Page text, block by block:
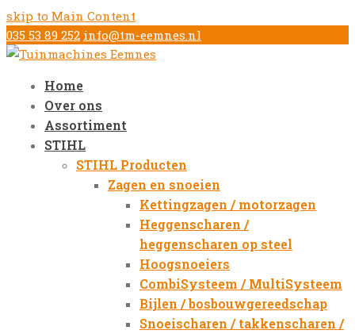
skip to Main Content
035 53 89 252 info@tm-eemnes.nl
Home
Over ons
Assortiment
STIHL
STIHL Producten
Zagen en snoeien
Kettingzagen / motorzagen
Heggenscharen /
heggenscharen op steel
Hoogsnoeiers
CombiSysteem / MultiSysteem
Bijlen / bosbouwgereedschap
Snoeischaren / takkenscharen /